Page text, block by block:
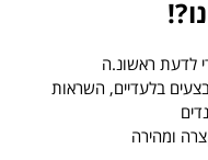
לדעת ראשונ.ה
בלעדיים, השראות
ומהירה